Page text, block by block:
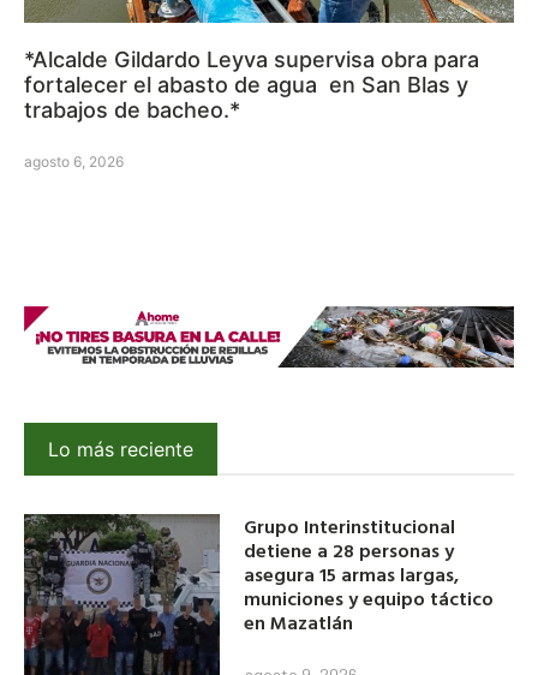
*Alcalde Gildardo Leyva supervisa obra para
fortalecer el abasto de agua en San Blas y
trabajos de bacheo.*
agosto 6, 2026
Lo más reciente
Grupo Interinstitucional
detiene a 28 personas y
asegura 15 armas largas,
municiones y equipo táctico
en Mazatlán